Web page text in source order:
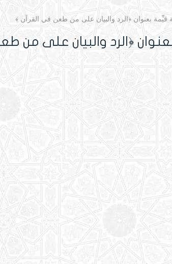
قيِّمة بعنوان ﴿الرد والبيان على من طعن في القرآن ﴾
﴿الرد والبيان على من